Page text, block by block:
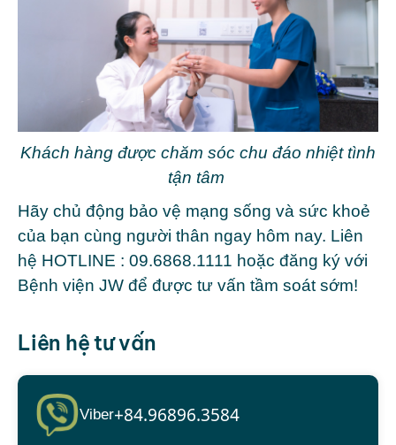
Khách hàng được chăm sóc chu đáo nhiệt tình
tận tâm
Hãy chủ động bảo vệ mạng sống và sức khoẻ
của bạn cùng người thân ngay hôm nay. Liên
hệ HOTLINE : 09.6868.1111 hoặc đăng ký với
Bệnh viện JW để được tư vấn tầm soát sớm!
Liên hệ tư vấn
Viber+84.96896.3584